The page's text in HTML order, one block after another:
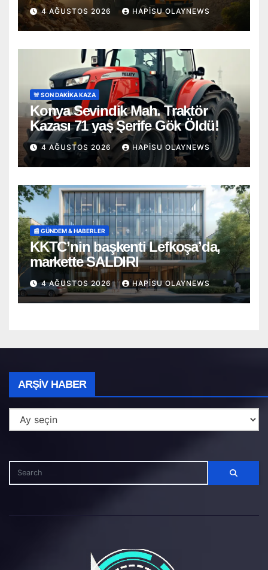
4 AĞUSTOS 2026 HAPISU OLAYNEWS
🚨 SON DAKİKA KAZA
Konya Sevindik Mah. Traktör
Kazası 71 yaş Şerife Gök Öldü!
4 AĞUSTOS 2026 HAPISU OLAYNEWS
📰 GÜNDEM & HABERLER
KKTC’nin başkenti Lefkoşa’da,
markette SALDIRI
4 AĞUSTOS 2026 HAPISU OLAYNEWS
ARŞIV HABER
Haber